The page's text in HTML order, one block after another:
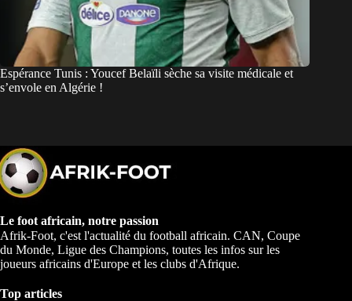
Espérance Tunis : Youcef Belaïli sèche sa visite médicale et
s’envole en Algérie !
Le foot africain, notre passion
Afrik-Foot, c'est l'actualité du football africain. CAN, Coupe
du Monde, Ligue des Champions, toutes les infos sur les
joueurs africains d'Europe et les clubs d'Afrique.
Top articles